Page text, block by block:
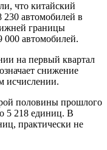
что китайский
230 автомобилей в
границы
000 автомобилей.
на первый квартал
снижение
исчислении.
половины прошлого
5 218 единиц. В
практически не